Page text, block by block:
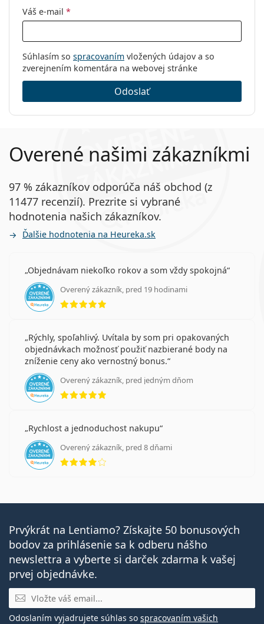
Váš e-mail *
Súhlasím so spracovaním vložených údajov a so
zverejnením komentára na webovej stránke
Odoslať
Overené našimi zákazníkmi
97 % zákazníkov odporúča náš obchod (z
11477 recenzií). Prezrite si vybrané
hodnotenia našich zákazníkov.
Ďalšie hodnotenia na Heureka.sk
Objednávam niekoľko rokov a som vždy spokojná
Overený zákazník, pred 19 hodinami
hodnotenie 5 z 5
Rýchly, spoľahlivý. Uvítala by som pri opakovaných
objednávkach možnosť použiť nazbierané body na
zníženie ceny ako vernostný bonus.
Overený zákazník, pred jedným dňom
hodnotenie 5 z 5
Rychlost a jednoduchost nakupu
Overený zákazník, pred 8 dňami
hodnotenie 4 z 5
Prvýkrát na Lentiamo? Získajte 50 bonusových
bodov za prihlásenie sa k odberu nášho
newslettra a vyberte si darček zdarma k vašej
prvej objednávke.
E-mail
Odoslaním vyjadrujete súhlas so spracovaním vašich